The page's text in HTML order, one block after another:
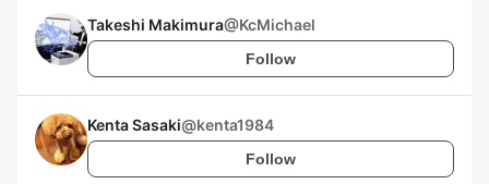
Takeshi Makimura@KcMichael
Follow
Kenta Sasaki@kenta1984
Follow